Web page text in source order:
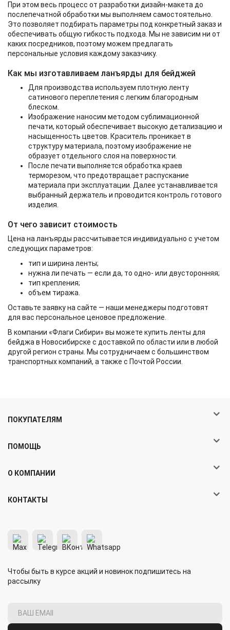
При этом весь процесс от разработки дизайн-макета до
послепечатной обработки мы выполняем самостоятельно.
Это позволяет подбирать параметры под конкретный заказ и
обеспечивать общую гибкость подхода. Мы не зависим ни от
каких посредников, поэтому можем предлагать
персональные условия каждому заказчику.
Как мы изготавливаем ланъярды для бейджей
Для производства используем плотную ленту
сатинового переплетения с легким благородным
блеском.
Изображение наносим методом сублимационной
печати, который обеспечивает высокую детализацию и
насыщенность цветов. Краситель проникает в
структуру материала, поэтому изображение не
образует отдельного слоя на поверхности.
После печати выполняется обработка краев
терморезом, что предотвращает распускание
материала при эксплуатации. Далее устанавливается
выбранный держатель и проводится контроль готового
изделия.
От чего зависит стоимость
Цена на ланъярды рассчитывается индивидуально с учетом
следующих параметров:
тип и ширина ленты;
нужна ли печать — если да, то одно- или двусторонняя;
тип крепления;
объем тиража.
Оставьте заявку на сайте — наши менеджеры подготовят
для вас персональное ценовое предложение.
В компании «Флаги Сибири» вы можете купить ленты для
бейджа в Новосибирске с доставкой по области или в любой
другой регион страны. Мы сотрудничаем с большинством
транспортных компаний, а также с Почтой России.
КОНТАКТЫ
ПОКУПАТЕЛЯМ
ПОМОЩЬ
О КОМПАНИИ
Чтобы быть в курсе акций и новинок подпишитесь на
рассылку